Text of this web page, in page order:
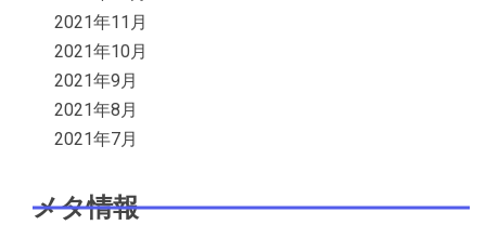
2021年11月
2021年10月
2021年9月
2021年8月
2021年7月
メタ情報